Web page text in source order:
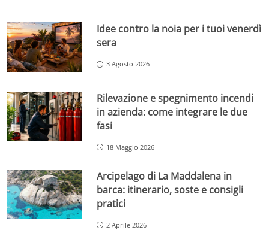
Idee contro la noia per i tuoi venerdì
sera
3 Agosto 2026
Rilevazione e spegnimento incendi
in azienda: come integrare le due
fasi
18 Maggio 2026
Arcipelago di La Maddalena in
barca: itinerario, soste e consigli
pratici
2 Aprile 2026